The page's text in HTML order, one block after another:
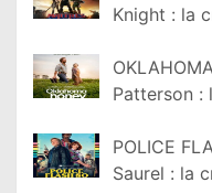
Knight : la
Patterson :
POLICE
Saurel : la